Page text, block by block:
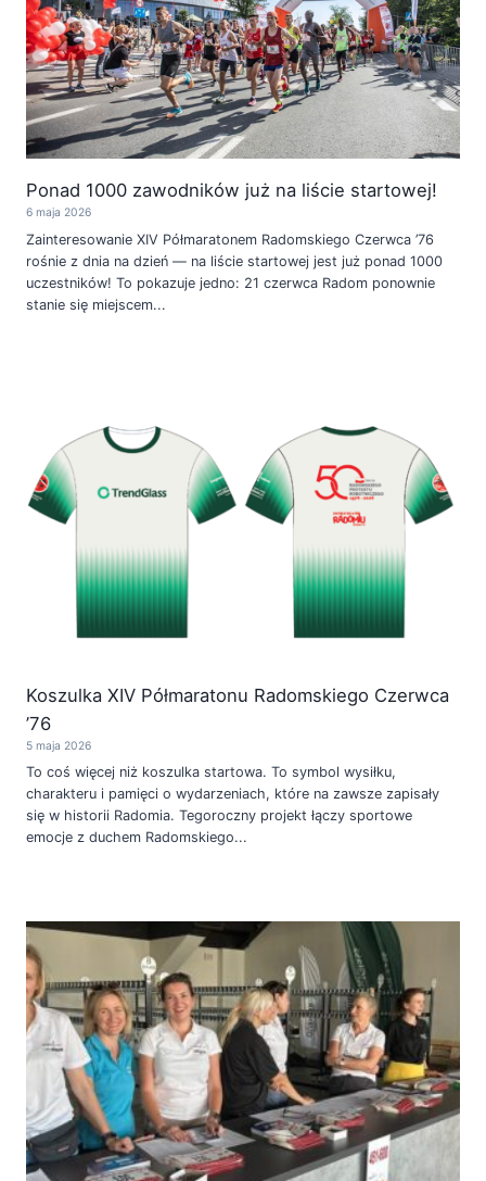
Ponad 1000 zawodników już na liście startowej!
6 maja 2026
Zainteresowanie XIV Półmaratonem Radomskiego Czerwca ’76
rośnie z dnia na dzień — na liście startowej jest już ponad 1000
uczestników! To pokazuje jedno: 21 czerwca Radom ponownie
stanie się miejscem...
Koszulka XIV Półmaratonu Radomskiego Czerwca
’76
5 maja 2026
To coś więcej niż koszulka startowa. To symbol wysiłku,
charakteru i pamięci o wydarzeniach, które na zawsze zapisały
się w historii Radomia. Tegoroczny projekt łączy sportowe
emocje z duchem Radomskiego...